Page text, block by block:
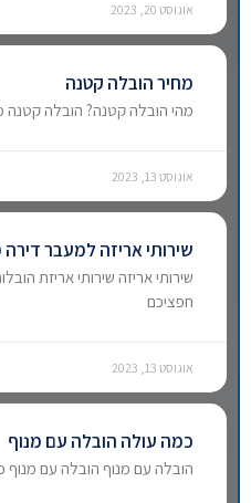
אוגוסט 20, 2023
מחיר הובלה קטנה
מהי הובלה קטנה? הובלה קטנה
אוגוסט 13, 2023
שירותי אריזה למעבר דירה
שירותי אריזה שירותי אריזת
חפציכם
אוגוסט 13, 2023
כמה עולה הובלה עם מנוף
הובלה עם מנוף הובלה עם מנוף